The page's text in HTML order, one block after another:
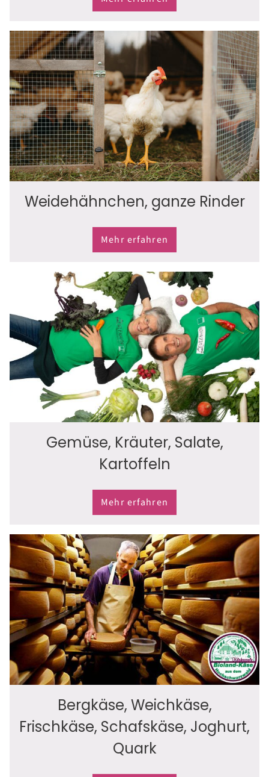
Weidehähnchen, ganze Rinder
Mehr erfahren
Gemüse, Kräuter, Salate,
Kartoffeln
Mehr erfahren
Bergkäse, Weichkäse,
Frischkäse, Schafskäse, Joghurt,
Quark